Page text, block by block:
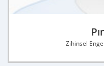
Zihinsel